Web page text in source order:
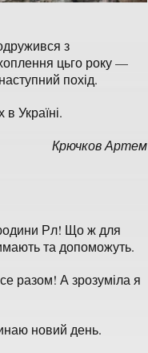
з
цьго року —
похід.
Україні.
Крючков Артем
Рл! Що ж для
та допоможуть.
разом! А зрозуміла я
новий день.